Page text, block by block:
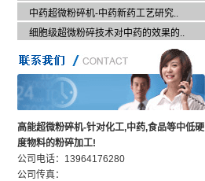
中药超微粉碎机-中药新药工艺研究..
细胞级超微粉碎技术对中药的效果的..
高能超微粉碎机-针对化工,中药,食品等中低硬
度物料的粉碎加工!
公司电话：13964176280
公司传真：